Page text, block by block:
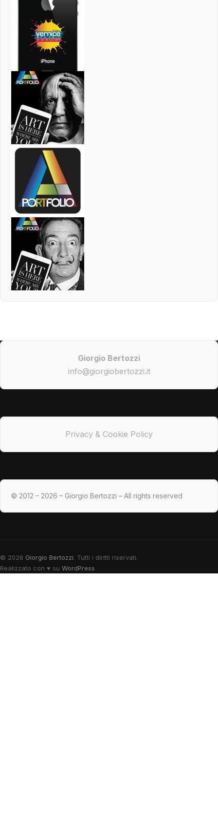
Giorgio Bertozzi
info@giorgiobertozzi.it
Privacy & Cookie Policy
© 2012 – 2026 – Giorgio Bertozzi – All rights reserved
© 2026 Giorgio Bertozzi. Tutti i diritti riservati.
Realizzato con ♥ su WordPress